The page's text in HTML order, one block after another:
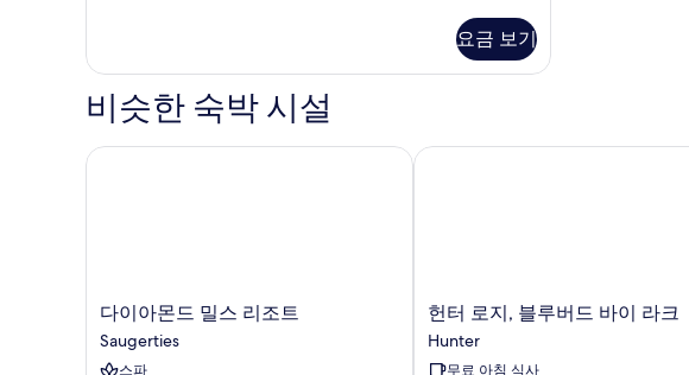
자
히
기
요금 보기
비슷한 숙박 시설
다
이
아
다이아몬드 밀스 리조트
Saugerties
스파
다이아몬드 밀스 리조트
헌
터
로
헌터 로지, 블루버드 바이 라크
Hunter
무료 아침 식사
헌터 로지, 블루버드 바이 라크